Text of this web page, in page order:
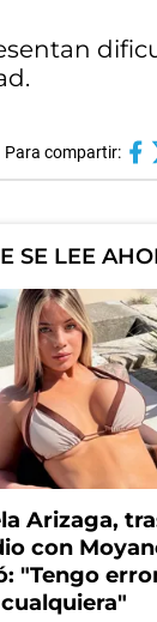
Para compartir:
SE LEE
Arizaga,
con
"Tengo